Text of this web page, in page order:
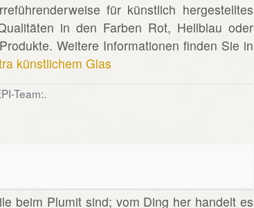
für künstlich hergestelltes
in den Farben Rot, Hellblau oder
Weitere Informationen finden Sie in
künstlichem Glas
Team:.
beim Plumit sind; vom Ding her handelt es